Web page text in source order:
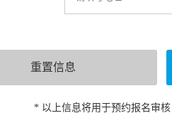
* 以上信息将用于预约报名审